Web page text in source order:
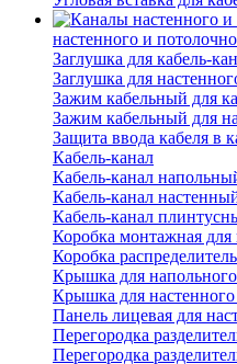
настенного и
Заглушка для кабель-
Заглушка для
Зажим кабельный для
Зажим кабельный для
Защита ввода кабеля в
Кабель-канал
Кабель-канал
Кабель-канал
Кабель-канал
Коробка монтажная для
Коробка
Крышка для напольного
Крышка для настенного
Панель лицевая для
Перегородка
Перегородка